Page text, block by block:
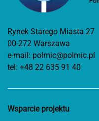
Rynek Starego Miasta 27
00-272 Warszawa
e-mail: polmic@polmic.pl
tel: +48 22 635 91 40
Wsparcie projektu